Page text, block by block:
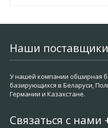
Наши поставщики
У нашей компании обширная
базирующихся в Беларуси,
Германии и Казахстане.
Связаться с нами